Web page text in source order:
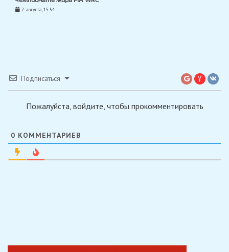
2 августа, 15:54
Подписаться
Пожалуйста, войдите, чтобы прокомментировать
0 КОММЕНТАРИЕВ